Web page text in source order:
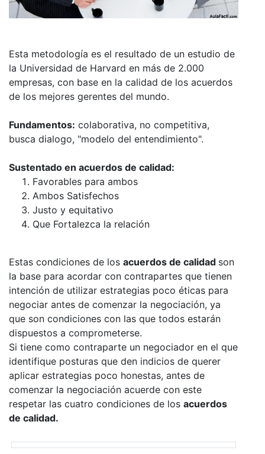
Esta metodología es el resultado de un estudio de
la Universidad de Harvard en más de 2.000
empresas, con base en la calidad de los acuerdos
de los mejores gerentes del mundo.
Fundamentos: colaborativa, no competitiva,
busca dialogo, "modelo del entendimiento".
Sustentado en acuerdos de calidad:
Favorables para ambos
Ambos Satisfechos
Justo y equitativo
Que Fortalezca la relación
Estas condiciones de los acuerdos de calidad son
la base para acordar con contrapartes que tienen
intención de utilizar estrategias poco éticas para
negociar antes de comenzar la negociación, ya
que son condiciones con las que todos estarán
dispuestos a comprometerse.
Si tiene como contraparte un negociador en el que
identifique posturas que den indicios de querer
aplicar estrategias poco honestas, antes de
comenzar la negociación acuerde con este
respetar las cuatro condiciones de los acuerdos
de calidad.